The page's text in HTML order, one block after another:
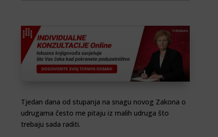
Tjedan dana od stupanja na snagu novog Zakona o
udrugama često me pitaju iz malih udruga što
trebaju sada raditi.